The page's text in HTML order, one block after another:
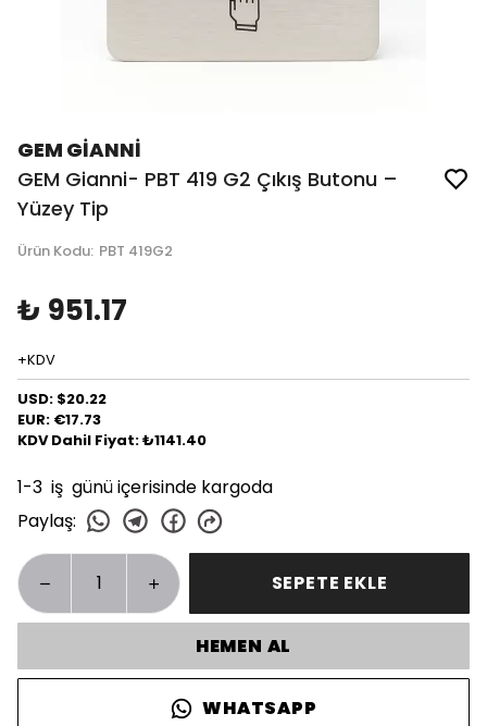
GEM GİANNİ
GEM Gianni- PBT 419 G2 Çıkış Butonu –
Yüzey Tip
Ürün Kodu: PBT 419G2
₺ 951.17
+KDV
USD: $20.22
EUR: €17.73
KDV Dahil Fiyat: ₺1141.40
1-3 iş günü içerisinde kargoda
Paylaş:
SEPETE EKLE
HEMEN AL
WHATSAPP